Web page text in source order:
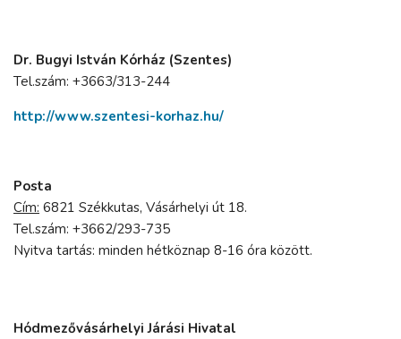
Dr. Bugyi István Kórház (Szentes)
Tel.szám: +3663/313-244
http://www.szentesi-korhaz.hu/
Posta
Cím: 6821 Székkutas, Vásárhelyi út 18.
Tel.szám: +3662/293-735
Nyitva tartás: minden hétköznap 8-16 óra között.
Hódmezővásárhelyi Járási Hivatal